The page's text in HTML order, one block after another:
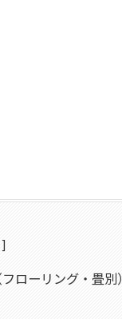
ローリング・畳別）